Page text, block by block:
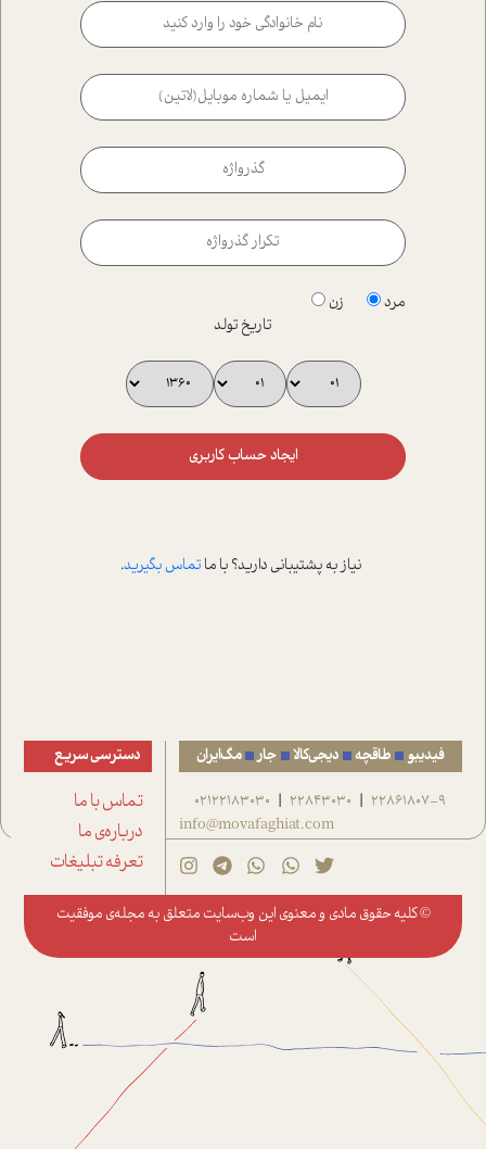
مرد
زن
تاریخ تولد
ایجاد حساب کاربری
نیاز به پشتیبانی دارید؟ با ماتماس بگیرید.
فیدیبو طاقچه دیجی‌کالا جار مگ‌ایران
22861807-9
|
22843030
|
02122183030
info@movafaghiat.com
دسترسی سریع
تماس با ما
درباره‌ی ما
تعرفه تبلیغات
© کلیه حقوق مادی و معنوی این وب‌سایت متعلق به مجله‌ی موفقیت
است